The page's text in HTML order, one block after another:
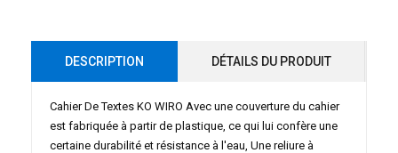
DESCRIPTION DÉTAILS DU PRODUIT
Cahier De Textes KO WIRO Avec une couverture du cahier
est fabriquée à partir de plastique, ce qui lui confère une
certaine durabilité et résistance à l'eau, Une reliure à